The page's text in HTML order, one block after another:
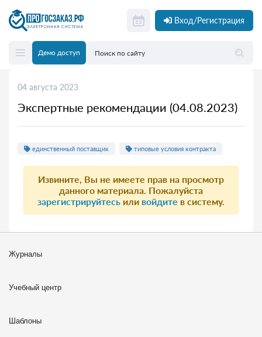
Вход/Регистрация
Демо доступ
04 августа 2023
Экспертные рекомендации (04.08.2023)
единственный поставщик типовые условия контракта
Извините, Вы не имеете прав на просмотр
данного материала. Пожалуйста
зарегистрируйтесь или войдите в систему.
Журналы
Учебный центр
Шаблоны